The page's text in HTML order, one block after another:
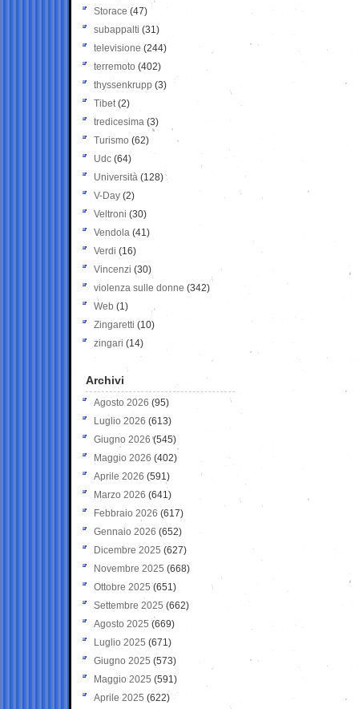
Storace (47)
subappalti (31)
televisione(244)
terremoto (402)
thyssenkrupp (3)
Tibet(2)
tredicesima (3)
Turismo (62)
Udc (64)
Università (128)
V-Day (2)
Veltroni (30)
Vendola (41)
Verdi (16)
Vincenzi (30)
violenza sulle donne (342)
Web (1)
Zingaretti (10)
zingari (14)
Archivi
Agosto 2026 (95)
Luglio 2026 (613)
Giugno 2026 (545)
Maggio 2026 (402)
Aprile 2026 (591)
Marzo 2026 (641)
Febbraio 2026 (617)
Gennaio 2026 (652)
Dicembre 2025 (627)
Novembre 2025 (668)
Ottobre 2025 (651)
Settembre 2025 (662)
Agosto 2025 (669)
Luglio 2025 (671)
Giugno 2025 (573)
Maggio 2025 (591)
Aprile 2025 (622)